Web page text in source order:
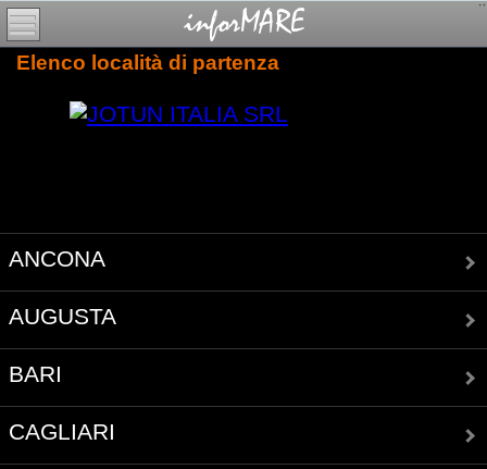
Elenco località di partenza
ANCONA
AUGUSTA
BARI
CAGLIARI